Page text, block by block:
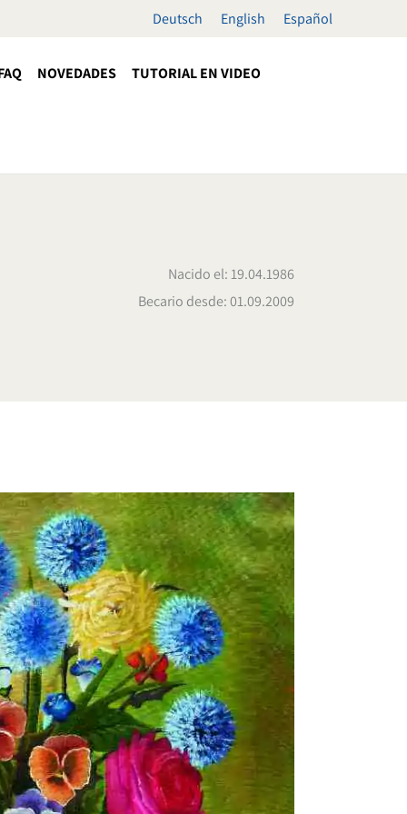
Deutsch English Español
NOVEDADES TUTORIAL EN VIDEO
Nacido el: 19.04.1986
Becario desde: 01.09.2009